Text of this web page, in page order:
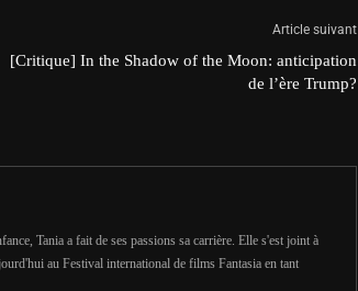
Article suivant
[Critique] In the Shadow of the Moon: anticipation
de l’ère Trump?
Tania a fait de ses passions sa carrière. Elle s'est joint à
au Festival international de films Fantasia en tant